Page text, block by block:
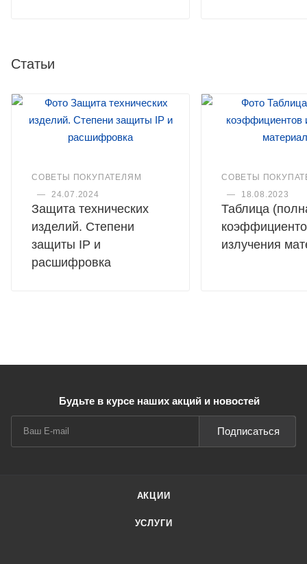
Статьи
СОВЕТЫ ПОКУПАТЕЛЯМ
—
24.07.2024
Защита технических
изделий. Степени
защиты IP и
расшифровка
СОВЕТЫ
—
18.08.2023
Таблица
излучения
Будьте в курсе наших акций и новостей
Подписаться
АКЦИИ
УСЛУГИ